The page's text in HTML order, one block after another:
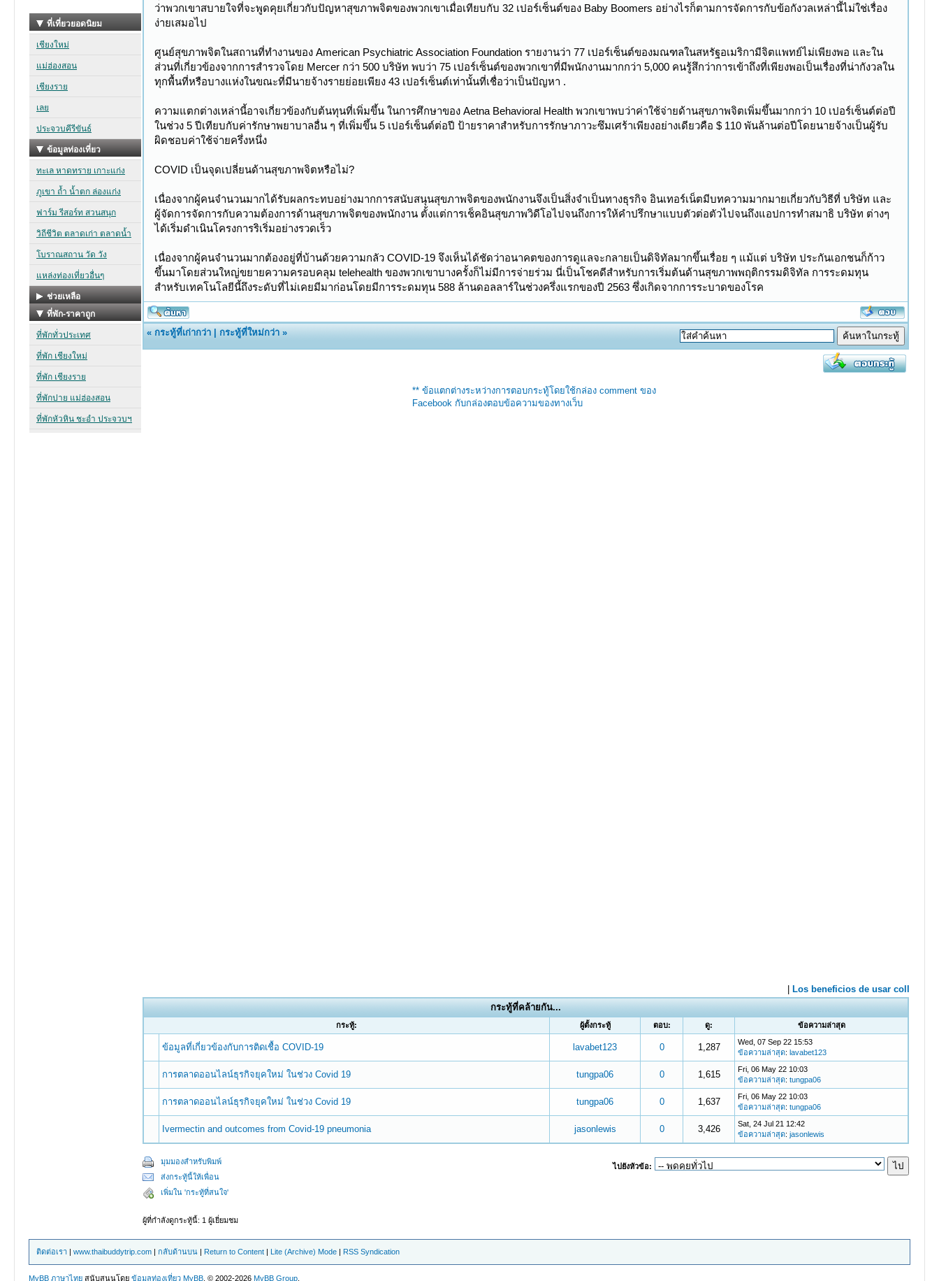
ว่าพวกเขาสบายใจที่จะพูดคุยเกี่ยวกับปัญหาสุขภาพจิตของพวกเขาเมื่อเทียบกับ 32 เปอร์เซ็นต์ของ Baby Boomers อย่างไรก็ตามการจัดการกับข้อกังวลเหล่านี้ไม่ใช่เรื่อง
ง่ายเสมอไป
ศูนย์สุขภาพจิตในสถานที่ทำงานของ American Psychiatric Association Foundation รายงานว่า 77 เปอร์เซ็นต์ของมณฑลในสหรัฐอเมริกามีจิตแพทย์ไม่เพียงพอ และใน
ส่วนที่เกี่ยวข้องจากการสำรวจโดย Mercer กว่า 500 บริษัท พบว่า 75 เปอร์เซ็นต์ของพวกเขาที่มีพนักงานมากกว่า 5,000 คนรู้สึกว่าการเข้าถึงที่เพียงพอเป็นเรื่องที่น่ากังวลใน
ทุกพื้นที่หรือบางแห่งในขณะที่มีนายจ้างรายย่อยเพียง 43 เปอร์เซ็นต์เท่านั้นที่เชื่อว่าเป็นปัญหา .
ความแตกต่างเหล่านี้อาจเกี่ยวข้องกับต้นทุนที่เพิ่มขึ้น ในการศึกษาของ Aetna Behavioral Health พวกเขาพบว่าค่าใช้จ่ายด้านสุขภาพจิตเพิ่มขึ้นมากกว่า 10 เปอร์เซ็นต์ต่อปี
ในช่วง 5 ปีเทียบกับค่ารักษาพยาบาลอื่น ๆ ที่เพิ่มขึ้น 5 เปอร์เซ็นต์ต่อปี ป้ายราคาสำหรับการรักษาภาวะซึมเศร้าเพียงอย่างเดียวคือ $ 110 พันล้านต่อปีโดยนายจ้างเป็นผู้รับ
ผิดชอบค่าใช้จ่ายครึ่งหนึ่ง
COVID เป็นจุดเปลี่ยนด้านสุขภาพจิตหรือไม่?
เนื่องจากผู้คนจำนวนมากได้รับผลกระทบอย่างมากการสนับสนุนสุขภาพจิตของพนักงานจึงเป็นสิ่งจำเป็นทางธุรกิจ อินเทอร์เน็ตมีบทความมากมายเกี่ยวกับวิธีที่ บริษัท และ
ผู้จัดการจัดการกับความต้องการด้านสุขภาพจิตของพนักงาน ตั้งแต่การเช็คอินสุขภาพวิดีโอไปจนถึงการให้คำปรึกษาแบบตัวต่อตัวไปจนถึงแอปการทำสมาธิ บริษัท ต่างๆ
ได้เริ่มดำเนินโครงการริเริ่มอย่างรวดเร็ว
เนื่องจากผู้คนจำนวนมากต้องอยู่ที่บ้านด้วยความกลัว COVID-19 จึงเห็นได้ชัดว่าอนาคตของการดูแลจะกลายเป็นดิจิทัลมากขึ้นเรื่อย ๆ แม้แต่ บริษัท ประกันเอกชนก็ก้าว
ขึ้นมาโดยส่วนใหญ่ขยายความครอบคลุม telehealth ของพวกเขาบางครั้งก็ไม่มีการจ่ายร่วม นี่เป็นโชคดีสำหรับการเริ่มต้นด้านสุขภาพพฤติกรรมดิจิทัล การระดมทุน
สำหรับเทคโนโลยีนี้ถึงระดับที่ไม่เคยมีมาก่อนโดยมีการระดมทุน 588 ล้านดอลลาร์ในช่วงครึ่งแรกของปี 2563 ซึ่งเกิดจากการระบาดของโรค
«กระทู้ที่เก่ากว่า |กระทู้ที่ใหม่กว่า »
** ข้อแตกต่างระหว่างการตอบกระทู้โดยใช้กล่อง comment ของ
Facebook กับกล่องตอบข้อความของทางเว็บ
กระทู้ที่คล้ายกัน...
กระทู้: ผู้ตั้งกระทู้ ตอบ: ดู: ข้อความล่าสุด
ข้อมูลที่เกี่ยวข้องกับการติดเชื้อ COVID-19 lavabet123 0 1,287
Wed, 07 Sep 22 15:53
ข้อความล่าสุด:lavabet123
การตลาดออนไลน์ธุรกิจยุคใหม่ ในช่วง Covid 19 tungpa06 0 1,615
Fri, 06 May 22 10:03
ข้อความล่าสุด:tungpa06
การตลาดออนไลน์ธุรกิจยุคใหม่ ในช่วง Covid 19 tungpa06 0 1,637
Fri, 06 May 22 10:03
ข้อความล่าสุด:tungpa06
Ivermectin and outcomes from Covid-19 pneumonia jasonlewis 0 3,426
Sat, 24 Jul 21 12:42
ข้อความล่าสุด:jasonlewis
มุมมองสำหรับพิมพ์
ส่งกระทู้นี้ให้เพื่อน
เพิ่มใน 'กระทู้ที่สนใจ'
ไปยังหัวข้อ:
ผู้ที่กำลังดูกระทู้นี้: 1 ผู้เยี่ยมชม
ติดต่อเรา |www.thaibuddytrip.com |กลับด้านบน | Return to Content | Lite (Archive) Mode | RSS Syndication
MyBB ภาษาไทย สนับสนุนโดยข้อมูลท่องเที่ยว MyBB , © 2002-2026MyBB Group